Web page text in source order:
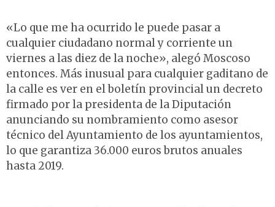
«Lo que me ha ocurrido le puede pasar a
cualquier ciudadano normal y corriente un
viernes a las diez de la noche», alegó Moscoso
entonces. Más inusual para cualquier gaditano de
la calle es ver en el boletín provincial un decreto
firmado por la presidenta de la Diputación
anunciando su nombramiento como asesor
técnico del Ayuntamiento de los ayuntamientos,
lo que garantiza 36.000 euros brutos anuales
hasta 2019.